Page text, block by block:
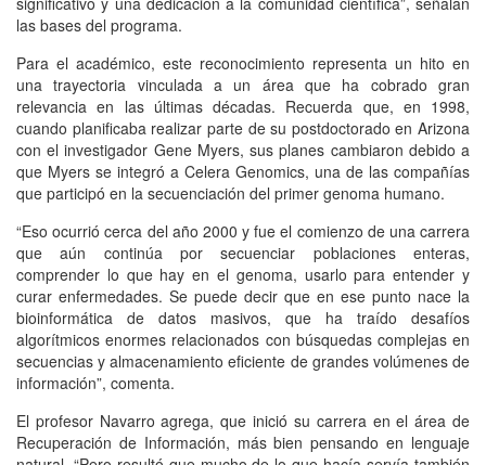
las bases del programa.
Para el académico, este reconocimiento representa un hito en
una trayectoria vinculada a un área que ha cobrado gran
relevancia en las últimas décadas. Recuerda que, en 1998,
cuando planificaba realizar parte de su postdoctorado en Arizona
con el investigador Gene Myers, sus planes cambiaron debido a
que Myers se integró a Celera Genomics, una de las compañías
que participó en la secuenciación del primer genoma humano.
“Eso ocurrió cerca del año 2000 y fue el comienzo de una carrera
que aún continúa por secuenciar poblaciones enteras,
comprender lo que hay en el genoma, usarlo para entender y
curar enfermedades. Se puede decir que en ese punto nace la
bioinformática de datos masivos, que ha traído desafíos
algorítmicos enormes relacionados con búsquedas complejas en
secuencias y almacenamiento eficiente de grandes volúmenes de
información”, comenta.
El profesor Navarro agrega, que inició su carrera en el área de
Recuperación de Información, más bien pensando en lenguaje